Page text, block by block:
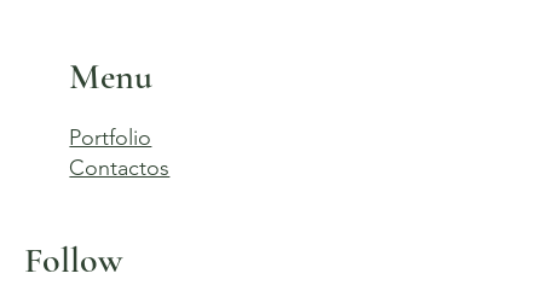
Menu
Portfolio
Contactos
Follow